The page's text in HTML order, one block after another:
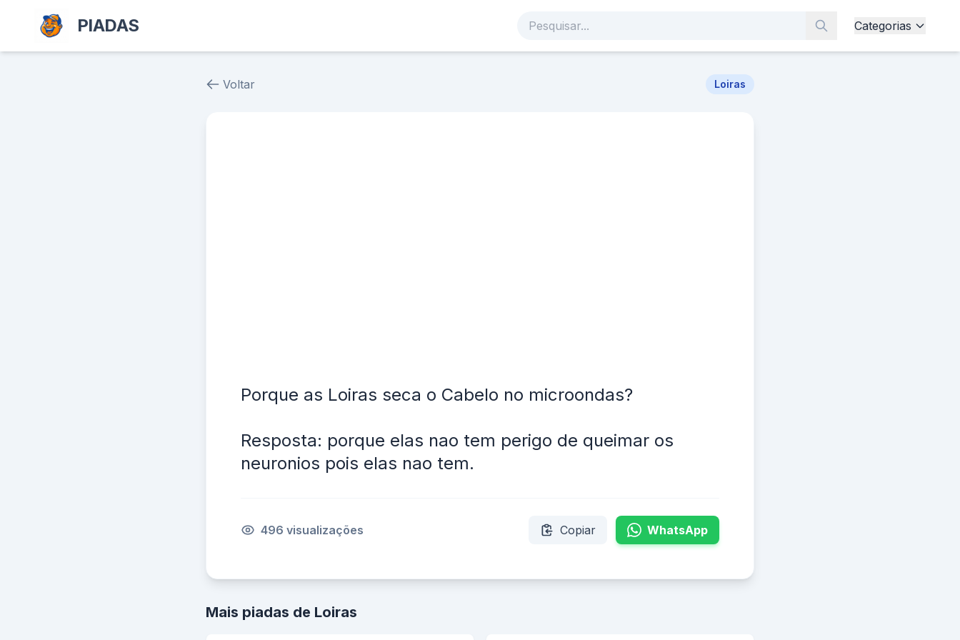
PIADAS Categorias
Voltar Loiras
Porque as Loiras seca o Cabelo no microondas?
Resposta: porque elas nao tem perigo de queimar os
neuronios pois elas nao tem.
496 visualizações Copiar WhatsApp
Mais piadas de Loiras